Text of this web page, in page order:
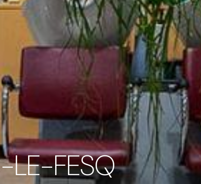
LE-FESQ